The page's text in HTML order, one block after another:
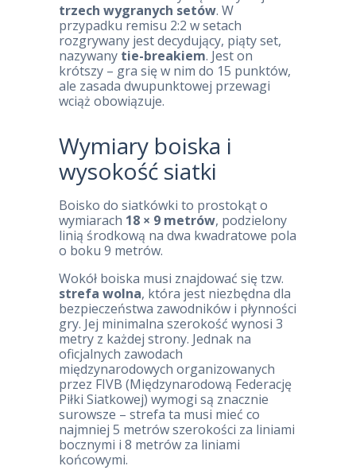
trzech wygranych setów. W
przypadku remisu 2:2 w setach
rozgrywany jest decydujący, piąty set,
nazywany tie-breakiem. Jest on
krótszy – gra się w nim do 15 punktów,
ale zasada dwupunktowej przewagi
wciąż obowiązuje.
Wymiary boiska i
wysokość siatki
Boisko do siatkówki to prostokąt o
wymiarach 18 × 9 metrów, podzielony
linią środkową na dwa kwadratowe pola
o boku 9 metrów.
Wokół boiska musi znajdować się tzw.
strefa wolna, która jest niezbędna dla
bezpieczeństwa zawodników i płynności
gry. Jej minimalna szerokość wynosi 3
metry z każdej strony. Jednak na
oficjalnych zawodach
międzynarodowych organizowanych
przez FIVB (Międzynarodową Federację
Piłki Siatkowej) wymogi są znacznie
surowsze – strefa ta musi mieć co
najmniej 5 metrów szerokości za liniami
bocznymi i 8 metrów za liniami
końcowymi.